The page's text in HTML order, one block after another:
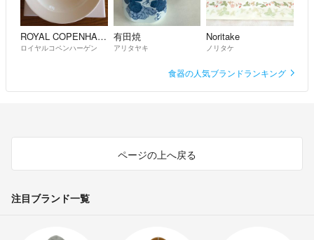
ROYAL COPENHAGEN
ロイヤルコペンハーゲン
有田焼
アリタヤキ
Noritake
ノリタケ
食器の人気ブランドランキング
ページの上へ戻る
注目ブランド一覧